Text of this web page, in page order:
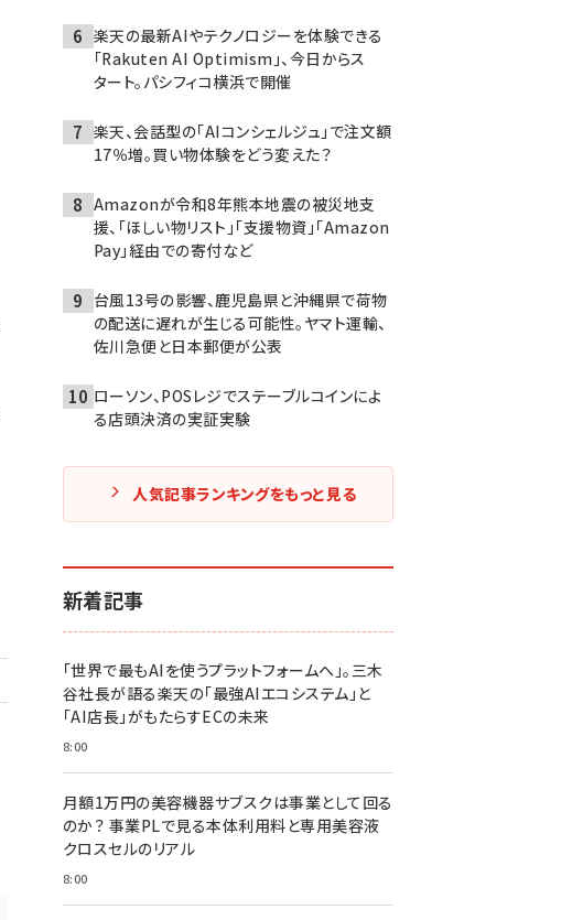
楽天の最新AIやテクノロジーを体験できる
「Rakuten AI Optimism」、今日からス
タート。パシフィコ横浜で開催
楽天、会話型の「AIコンシェルジュ」で注文額
17％増。買い物体験をどう変えた？
Amazonが令和8年熊本地震の被災地支
援、「ほしい物リスト」「支援物資」「Amazon
Pay」経由での寄付など
台風13号の影響、鹿児島県と沖縄県で荷物
の配送に遅れが生じる可能性。ヤマト運輸、
佐川急便と日本郵便が公表
ローソン、POSレジでステーブルコインによ
る店頭決済の実証実験
人気記事ランキングをもっと見る
新着記事
「世界で最もAIを使うプラットフォームへ」。三木
谷社長が語る楽天の「最強AIエコシステム」と
「AI店長」がもたらすECの未来
8:00
月額1万円の美容機器サブスクは事業として回る
のか？ 事業PLで見る本体利用料と専用美容液
クロスセルのリアル
8:00